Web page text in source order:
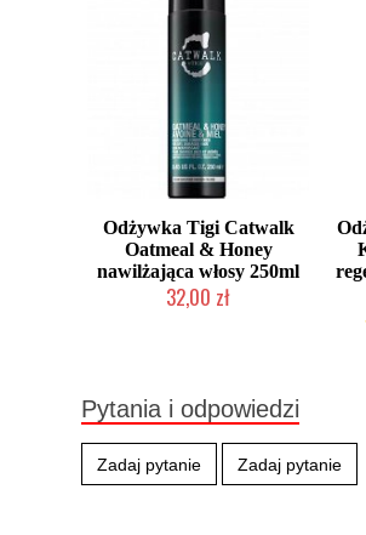
Odżywka Tigi Catwalk
Oatmeal & Honey
nawilżająca włosy 250ml
32,00 zł
Pytania i odpowiedzi
Zadaj pytanie Zadaj pytanie